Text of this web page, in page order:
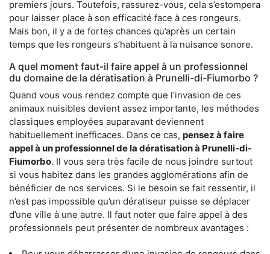
premiers jours. Toutefois, rassurez-vous, cela s’estompera
pour laisser place à son efficacité face à ces rongeurs.
Mais bon, il y a de fortes chances qu’après un certain
temps que les rongeurs s’habituent à la nuisance sonore.
A quel moment faut-il faire appel à un professionnel
du domaine de la dératisation à Prunelli-di-Fiumorbo ?
Quand vous vous rendez compte que l’invasion de ces
animaux nuisibles devient assez importante, les méthodes
classiques employées auparavant deviennent
habituellement inefficaces. Dans ce cas, pensez à faire
appel à un professionnel de la dératisation à Prunelli-di-
Fiumorbo. Il vous sera très facile de nous joindre surtout
si vous habitez dans les grandes agglomérations afin de
bénéficier de nos services. Si le besoin se fait ressentir, il
n’est pas impossible qu’un dératiseur puisse se déplacer
d’une ville à une autre. Il faut noter que faire appel à des
professionnels peut présenter de nombreux avantages :